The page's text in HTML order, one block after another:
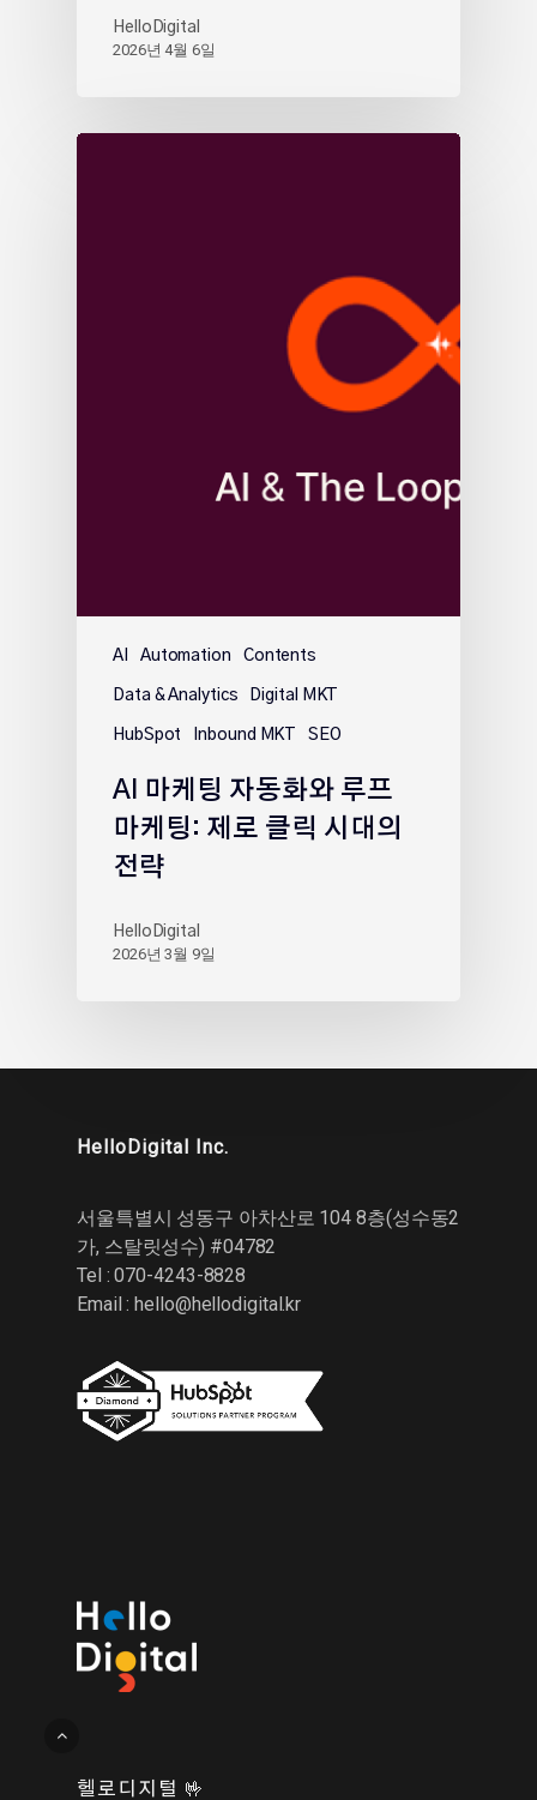
HelloDigital
2026년 4월 6일
AI Automation Contents
Data & Analytics Digital MKT
HubSpot Inbound MKT SEO
AI 마케팅 자동화와 루프
마케팅: 제로 클릭 시대의
전략
HelloDigital
2026년 3월 9일
HelloDigital Inc.
서울특별시 성동구 아차산로 104 8층(성수동2
가, 스탈릿성수) #04782
Tel : 070-4243-8828
Email : hello@hellodigital.kr
헬로디지털 🤟